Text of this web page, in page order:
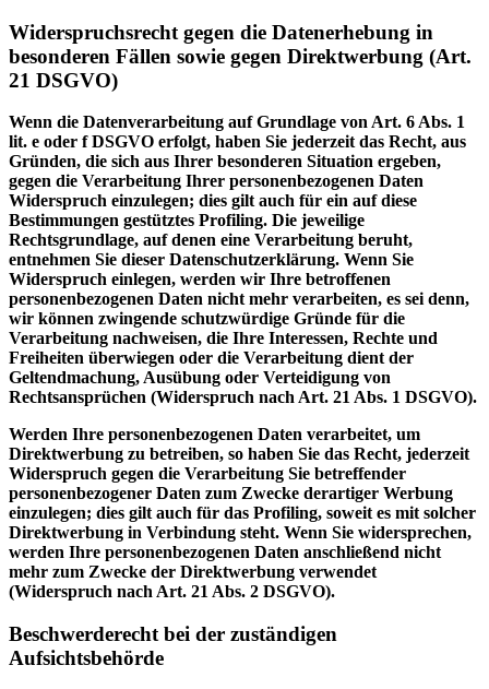
Widerspruchsrecht gegen die Datenerhebung in
besonderen Fällen sowie gegen Direktwerbung (Art.
21 DSGVO)
Wenn die Datenverarbeitung auf Grundlage von Art. 6 Abs. 1
lit. e oder f DSGVO erfolgt, haben Sie jederzeit das Recht, aus
Gründen, die sich aus Ihrer besonderen Situation ergeben,
gegen die Verarbeitung Ihrer personenbezogenen Daten
Widerspruch einzulegen; dies gilt auch für ein auf diese
Bestimmungen gestütztes Profiling. Die jeweilige
Rechtsgrundlage, auf denen eine Verarbeitung beruht,
entnehmen Sie dieser Datenschutzerklärung. Wenn Sie
Widerspruch einlegen, werden wir Ihre betroffenen
personenbezogenen Daten nicht mehr verarbeiten, es sei denn,
wir können zwingende schutzwürdige Gründe für die
Verarbeitung nachweisen, die Ihre Interessen, Rechte und
Freiheiten überwiegen oder die Verarbeitung dient der
Geltendmachung, Ausübung oder Verteidigung von
Rechtsansprüchen (Widerspruch nach Art. 21 Abs. 1 DSGVO).
Werden Ihre personenbezogenen Daten verarbeitet, um
Direktwerbung zu betreiben, so haben Sie das Recht, jederzeit
Widerspruch gegen die Verarbeitung Sie betreffender
personenbezogener Daten zum Zwecke derartiger Werbung
einzulegen; dies gilt auch für das Profiling, soweit es mit solcher
Direktwerbung in Verbindung steht. Wenn Sie widersprechen,
werden Ihre personenbezogenen Daten anschließend nicht
mehr zum Zwecke der Direktwerbung verwendet
(Widerspruch nach Art. 21 Abs. 2 DSGVO).
Beschwerderecht bei der zuständigen
Aufsichtsbehörde